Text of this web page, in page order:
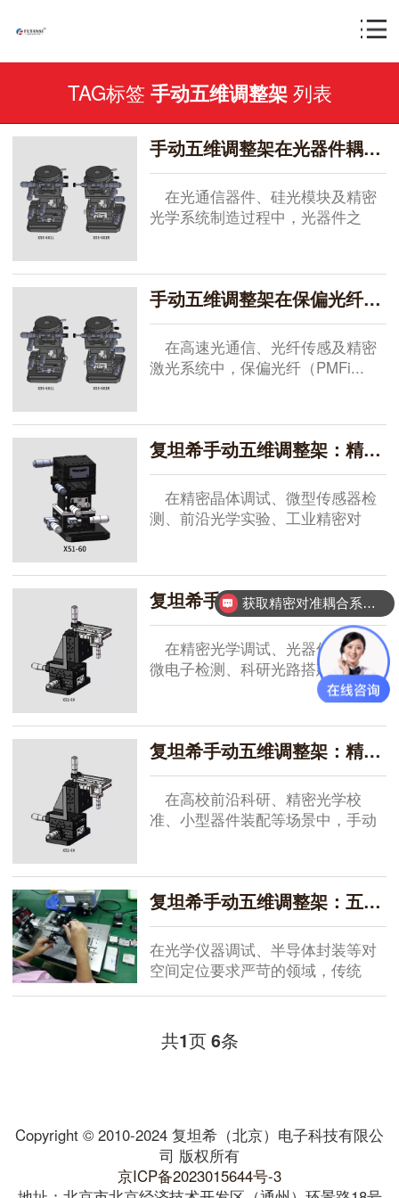
TAG标签 手动五维调整架列表
手动五维调整架在光器件耦合总超差控制中的应用（多维度对准使光损耗降低80%）
在光通信器件、硅光模块及精密
光学系统制造过程中，光器件之
手动五维调整架在保偏光纤与激光二极管（LD）耦合调试中的应用（手动旋转台实现偏振对准）
在高速光通信、光纤传感及精密
激光系统中，保偏光纤（PMFi...
复坦希手动五维调整架：精密手动定位的无痕稳控典范
在精密晶体调试、微型传感器检
测、前沿光学实验、工业精密对
复坦希手动五维调整架：精密场景手动调控的匠心之作
在精密光学调试、光器件耦合、
微电子检测、科研光路搭建等以
复坦希手动五维调整架：精密场景下的手动调控优选装备
在高校前沿科研、精密光学校
准、小型器件装配等场景中，手动
复坦希手动五维调整架：五维精密调节赋能高精度定位场景
在光学仪器调试、半导体封装等对
空间定位要求严苛的领域，传统
多...
共1页6条
Copyright © 2010-2024 复坦希（北京）电子科技有限公
司 版权所有
京ICP备2023015644号-3
获取精密对准耦合系统技术方案